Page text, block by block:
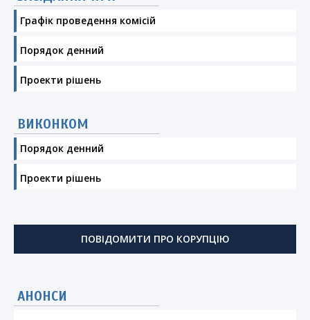
Графік проведення комісій
Порядок денний
Проекти рішень
ВИКОНКОМ
Порядок денний
Проекти рішень
ПОВІДОМИТИ ПРО КОРУПЦІЮ
АНОНСИ